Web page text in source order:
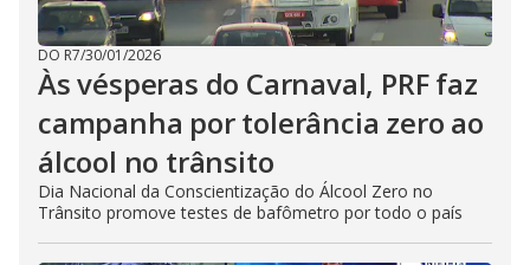
DO R7/30/01/2026
Às vésperas do Carnaval, PRF faz
campanha por tolerância zero ao
álcool no trânsito
Dia Nacional da Conscientização do Álcool Zero no
Trânsito promove testes de bafômetro por todo o país